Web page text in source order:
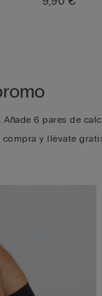
6 pares de
compra y llévate